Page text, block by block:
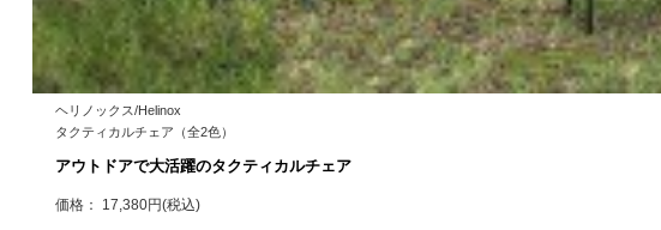
ヘリノックス/Helinox
タクティカルチェア（全2色）
アウトドアで大活躍のタクティカルチェア
価格： 17,380円(税込)